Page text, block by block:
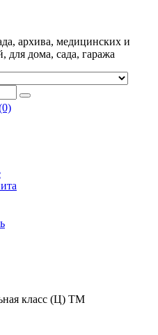
архива, медицинских и
для дома, сада, гаража
класс (Ц) ТМ